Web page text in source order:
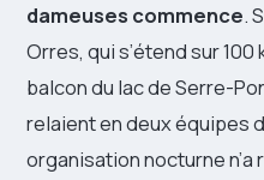
dameuses commence.
Orres, qui s’étend sur
balcon du lac de Serre-
relaient en deux équipes
organisation nocturne n’a